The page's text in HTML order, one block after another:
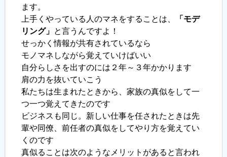
ます。
上手くやっている人のマネをすることは、
「モデ
リング」 と言うんですよ！
せっかく情報が共有されているなら
モノマネしながら覚えていけばいい
自分らしさを出すのには２年～３年かかります
肩の力を抜いていこう
私たちは生まれたときから、家族の真似をして一
つ一つ覚えてきたのです
ビジネスも同じ。新しい仕事を任されたときは先
輩や同僚、前任者の真似をしてやり方を覚えてい
くのです
真似ることは次のようなメリットがあると言われ